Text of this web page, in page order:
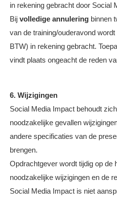
in rekening gebracht door Social
Bij volledige annulering binnen
van de training/ouderavond
BTW) in rekening gebracht.
vindt plaats ongeacht de reden
6. Wijzigingen
Social Media Impact behoudt
noodzakelijke gevallen
andere specificaties van de
brengen.
Opdrachtgever wordt tijdig op de
noodzakelijke wijzigingen en de
Social Media Impact is niet